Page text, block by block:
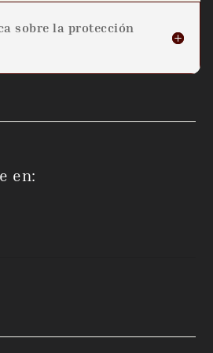
sobre la protección
en: